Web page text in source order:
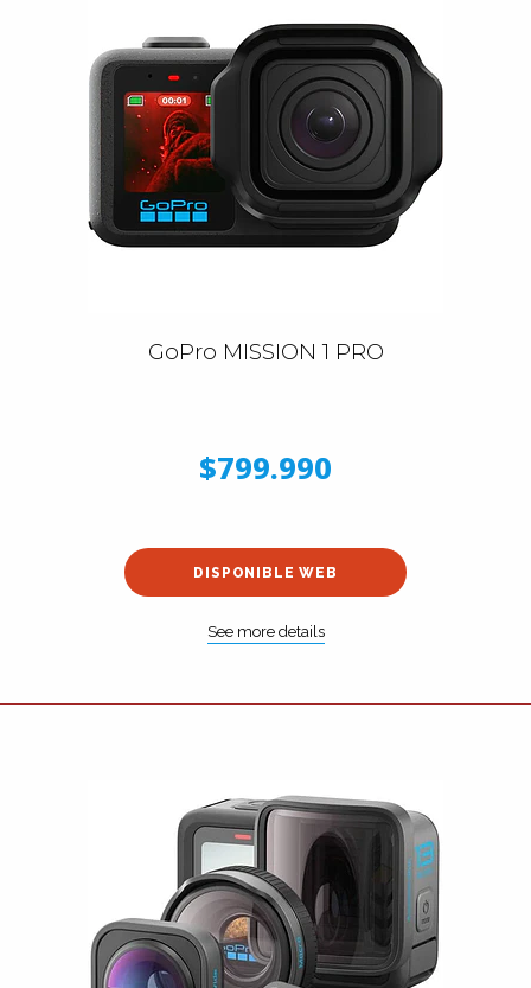
GoPro MISSION 1 PRO
$799.990
DISPONIBLE WEB
See more details